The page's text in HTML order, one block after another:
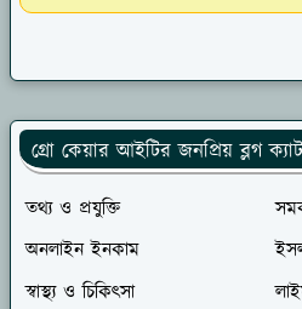
গ্রো কেয়ার আইটির জনপ্রিয় ব্লগ
তথ্য ও প্রযুক্তি
অনলাইন ইনকাম
স্বাস্থ্য ও চিকিৎসা